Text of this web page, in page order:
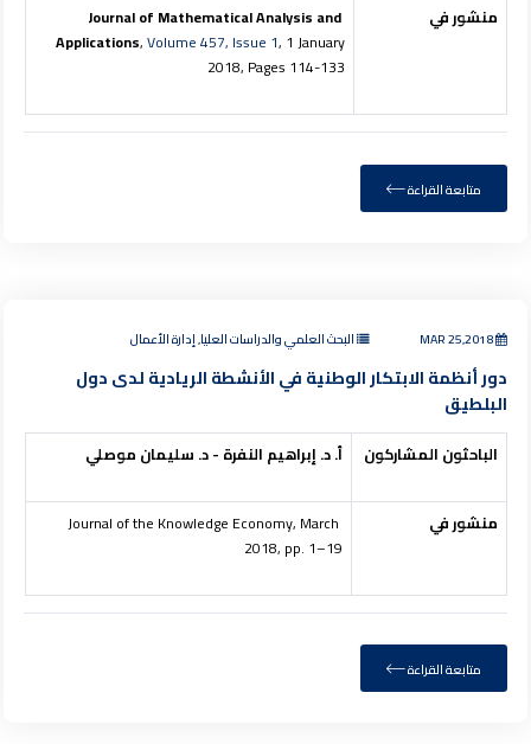
منشور في
Journal of Mathematical Analysis and
Applications,Volume 457, Issue 1, 1 January
2018, Pages 114-133
متابعة القراءة
MAR 25,2018 البحث العلمي والدراسات العليا, إدارة الأعمال
دور أنظمة الابتكار الوطنية في الأنشطة الريادية لدى دول
البلطيق
الباحثون المشاركون أ. د. إبراهيم النفرة - د. سليمان موصلي
منشور في
Journal of the Knowledge Economy, March
2018, pp. 1–19
متابعة القراءة